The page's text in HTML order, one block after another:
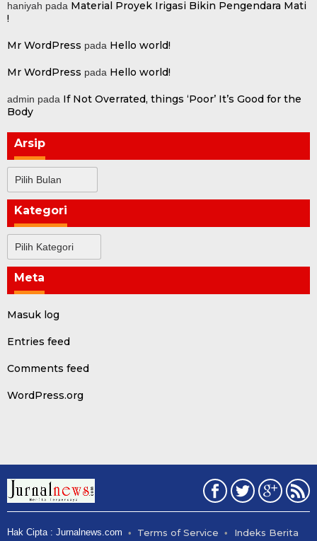
haniyah pada Material Proyek Irigasi Bikin Pengendara Mati
!
Mr WordPress pada Hello world!
Mr WordPress pada Hello world!
admin pada If Not Overrated, things ‘Poor’ It’s Good for the
Body
Arsip
Kategori
Meta
Masuk log
Entries feed
Comments feed
WordPress.org
Hak Cipta : Jurnalnews.com Terms of Service Indeks Berita